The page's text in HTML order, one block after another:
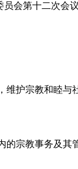
会第十二次会
维护宗教和睦
宗教事务及其